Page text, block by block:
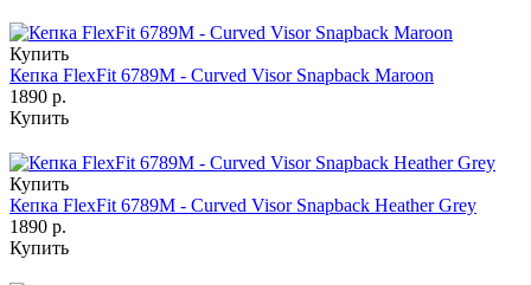
Купить
Кепка FlexFit 6789M - Curved Visor Snapback Maroon
1890 р.
Купить
Купить
Кепка FlexFit 6789M - Curved Visor Snapback Heather Grey
1890 р.
Купить